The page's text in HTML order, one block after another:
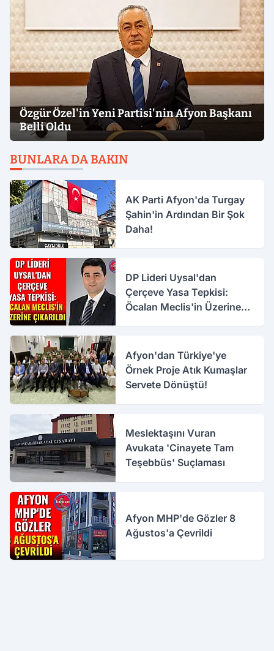
Özgür Özel'in Yeni Partisi'nin Afyon Başkanı
Belli Oldu
BUNLARA DA BAKIN
AK Parti Afyon'da Turgay
Şahin'in Ardından Bir Şok
Daha!
DP Lideri Uysal'dan
Çerçeve Yasa Tepkisi:
Öcalan Meclis'in Üzerine
Afyon'dan Türkiye'ye
Örnek Proje Atık Kumaşlar
Servete Dönüştü!
Meslektaşını Vuran
Avukata 'Cinayete Tam
Teşebbüs' Suçlaması
Afyon MHP'de Gözler 8
Ağustos'a Çevrildi